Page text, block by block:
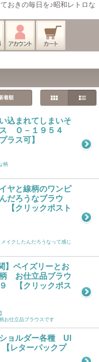
おきの毎日を♪昭和レトロな
着順
込まれてしまいそ
Ｏ－１９５４
ラス可】
柄
ヤと線柄のワンピ
だろうなブラウ
クリックポスト
イクしたんだろうなって感じ
】ペイズリーとお
お仕立品ブラウ
【クリックポス
お仕立品ブラウスです
ショルダー各種 Ul
レターパックプ